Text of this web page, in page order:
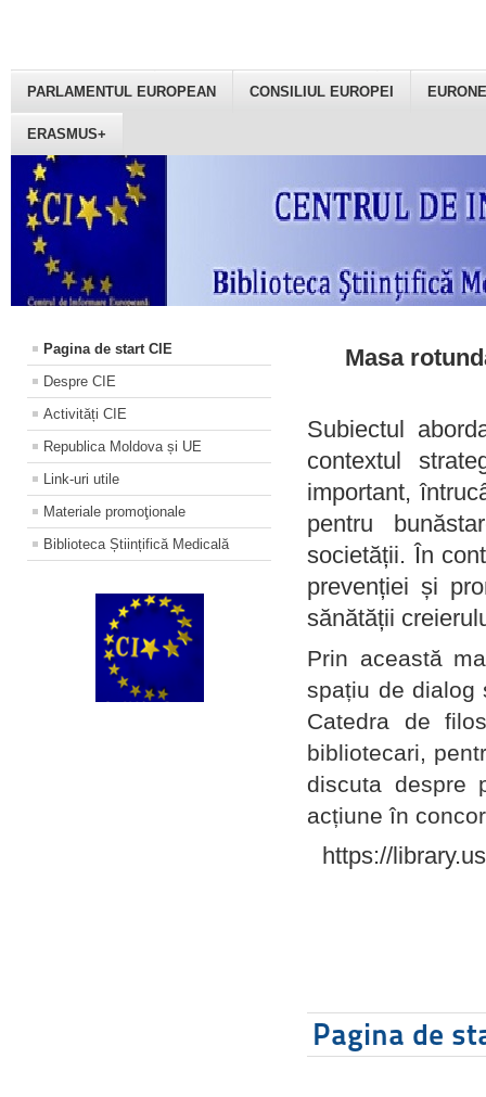
PARLAMENTUL EUROPEAN CONSILIUL EUROPEI
ERASMUS+
Pagina de start CIE
Despre CIE
Activități CIE
Republica Moldova și UE
Link-uri utile
Materiale promoţionale
Biblioteca Științifică Medicală
Masa
Subiectul
contextul
important,
pentru
societății. În
prevenției și
sănătății
Prin această
spațiu de dialog
Catedra de
bibliotecari,
discuta despre
acțiune în
https://
Pagina de